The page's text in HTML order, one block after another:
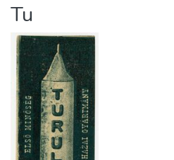
Statistics
About us
Tu